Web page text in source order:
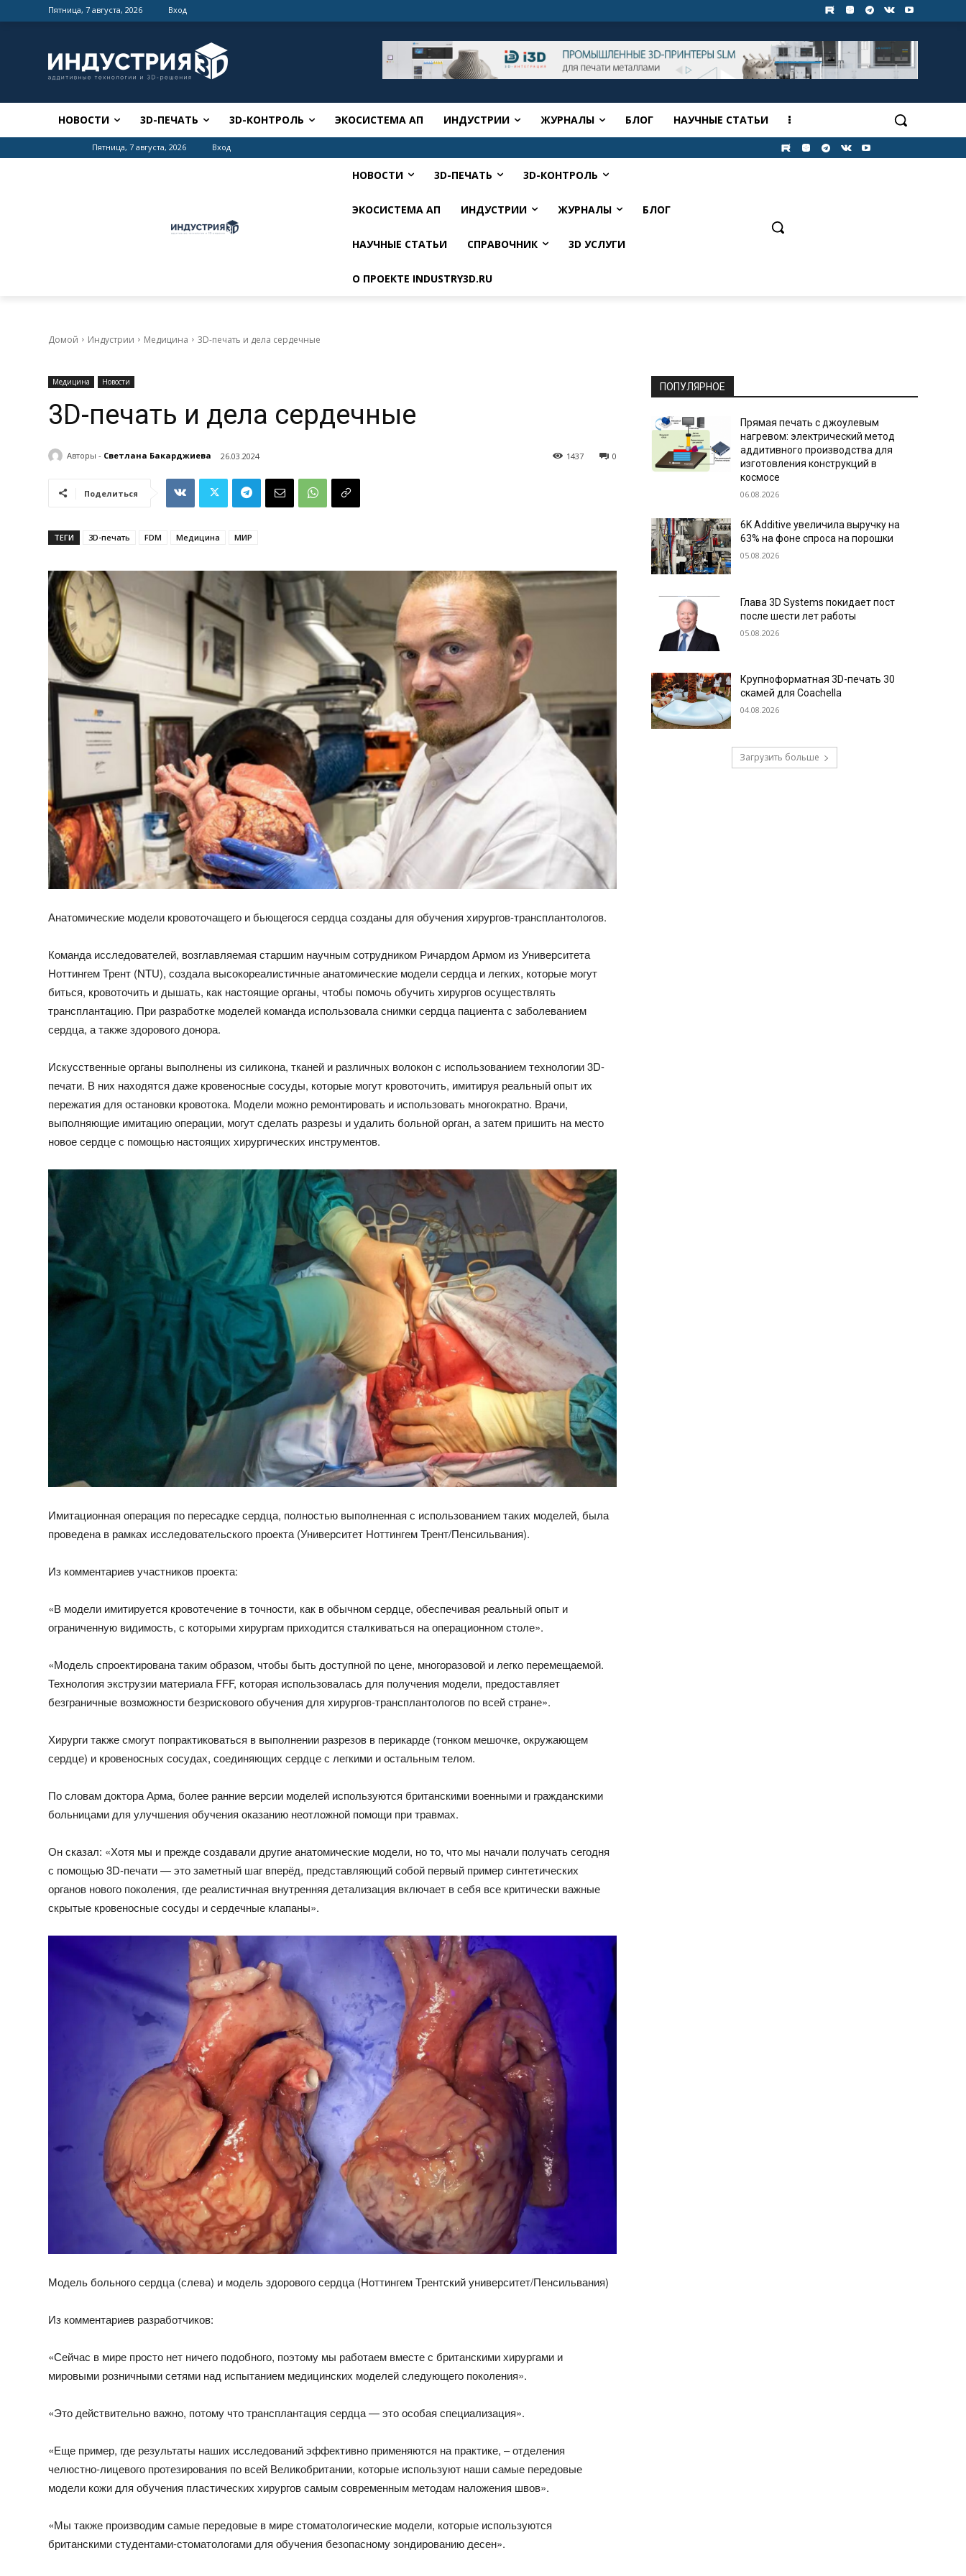
Пятница, 7 августа, 2026 Вход
НОВОСТИ 3D-ПЕЧАТЬ 3D-КОНТРОЛЬ ЭКОСИСТЕМА АП ИНДУСТРИИ ЖУРНАЛЫ БЛОГ НАУЧНЫЕ СТАТЬИ
Пятница, 7 августа, 2026 Вход
НОВОСТИ 3D-ПЕЧАТЬ 3D-КОНТРОЛЬ
ЭКОСИСТЕМА АП ИНДУСТРИИ ЖУРНАЛЫ БЛОГ
НАУЧНЫЕ СТАТЬИ СПРАВОЧНИК 3D УСЛУГИ
О ПРОЕКТЕ INDUSTRY3D.RU
Домой Индустрии Медицина 3D-печать и дела сердечные
Медицина Новости
3D-печать и дела сердечные
Авторы - Светлана Бакарджиева 26.03.2024 0
1437
Поделиться
ТЕГИ 3D-печать FDM Медицина МИР
Анатомические модели кровоточащего и бьющегося сердца созданы для обучения хирургов-трансплантологов.
Команда исследователей, возглавляемая старшим научным сотрудником Ричардом Армом из Университета
Ноттингем Трент (NTU), создала высокореалистичные анатомические модели сердца и легких, которые могут
биться, кровоточить и дышать, как настоящие органы, чтобы помочь обучить хирургов осуществлять
трансплантацию. При разработке моделей команда использовала снимки сердца пациента с заболеванием
сердца, а также здорового донора.
Искусственные органы выполнены из силикона, тканей и различных волокон с использованием технологии 3D-
печати. В них находятся даже кровеносные сосуды, которые могут кровоточить, имитируя реальный опыт их
пережатия для остановки кровотока. Модели можно ремонтировать и использовать многократно. Врачи,
выполняющие имитацию операции, могут сделать разрезы и удалить больной орган, а затем пришить на место
новое сердце с помощью настоящих хирургических инструментов.
Имитационная операция по пересадке сердца, полностью выполненная с использованием таких моделей, была
проведена в рамках исследовательского проекта (Университет Ноттингем Трент/Пенсильвания).
Из комментариев участников проекта:
«В модели имитируется кровотечение в точности, как в обычном сердце, обеспечивая реальный опыт и
ограниченную видимость, с которыми хирургам приходится сталкиваться на операционном столе».
«Модель спроектирована таким образом, чтобы быть доступной по цене, многоразовой и легко перемещаемой.
Технология экструзии материала FFF, которая использовалась для получения модели, предоставляет
безграничные возможности безрискового обучения для хирургов-трансплантологов по всей стране».
Хирурги также смогут попрактиковаться в выполнении разрезов в перикарде (тонком мешочке, окружающем
сердце) и кровеносных сосудах, соединяющих сердце с легкими и остальным телом.
По словам доктора Арма, более ранние версии моделей используются британскими военными и гражданскими
больницами для улучшения обучения оказанию неотложной помощи при травмах.
Он сказал: «Хотя мы и прежде создавали другие анатомические модели, но то, что мы начали получать сегодня
с помощью 3D-печати — это заметный шаг вперёд, представляющий собой первый пример синтетических
органов нового поколения, где реалистичная внутренняя детализация включает в себя все критически важные
скрытые кровеносные сосуды и сердечные клапаны».
Модель больного сердца (слева) и модель здорового сердца (Ноттингем Трентский университет/Пенсильвания)
Из комментариев разработчиков:
«Сейчас в мире просто нет ничего подобного, поэтому мы работаем вместе с британскими хирургами и
мировыми розничными сетями над испытанием медицинских моделей следующего поколения».
«Это действительно важно, потому что трансплантация сердца — это особая специализация».
«Еще пример, где результаты наших исследований эффективно применяются на практике, – отделения
челюстно-лицевого протезирования по всей Великобритании, которые используют наши самые передовые
модели кожи для обучения пластических хирургов самым современным методам наложения швов».
«Мы также производим самые передовые в мире стоматологические модели, которые используются
британскими студентами-стоматологами для обучения безопасному зондированию десен».
ПОПУЛЯРНОЕ
Прямая печать с джоулевым
нагревом: электрический метод
аддитивного производства для
изготовления конструкций в
космосе
06.08.2026
6K Additive увеличила выручку на
63% на фоне спроса на порошки
05.08.2026
Глава 3D Systems покидает пост
после шести лет работы
05.08.2026
Крупноформатная 3D-печать 30
скамей для Coachella
04.08.2026
Загрузить больше